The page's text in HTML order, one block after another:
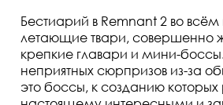
Бестиарий в Remnant 2 во
летающие твари, совершенно
крепкие главари и мини-
неприятных сюрпризов из-за
это боссы, к созданию